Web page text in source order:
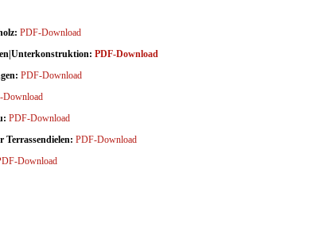
PDF-Download
PDF-Download
PDF-Download
Download
PDF-Download
PDF-Download
Download